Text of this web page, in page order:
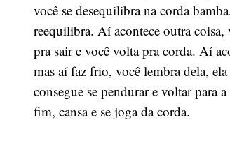
você se desequilibra na corda
reequilibra. Aí acontece outra coisa,
pra sair e você volta pra corda. Aí
mas aí faz frio, você lembra dela,
consegue se pendurar e voltar para
fim, cansa e se joga da corda.